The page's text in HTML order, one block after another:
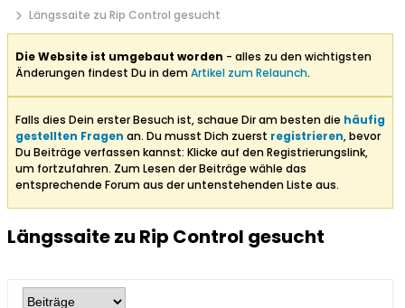
Längssaite zu Rip Control gesucht
Die Website ist umgebaut worden - alles zu den wichtigsten
Änderungen findest Du in demArtikel zum Relaunch.
Falls dies Dein erster Besuch ist, schaue Dir am besten die häufig
gestellten Fragen an. Du musst Dich zuerst registrieren, bevor
Du Beiträge verfassen kannst: Klicke auf den Registrierungslink,
um fortzufahren. Zum Lesen der Beiträge wähle das
entsprechende Forum aus der untenstehenden Liste aus.
Längssaite zu Rip Control gesucht